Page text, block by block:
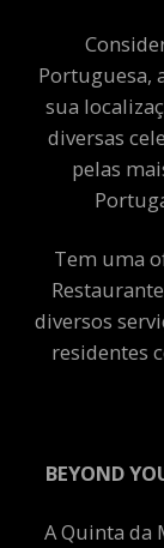
Portuguesa,
sua
diversas
pelas
Tem uma
diversos
residentes
BEYOND
A Quinta da